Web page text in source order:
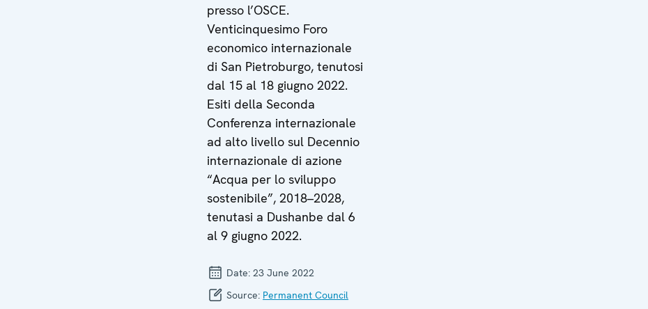
presso l’OSCE.
Venticinquesimo Foro
economico internazionale
di San Pietroburgo, tenutosi
dal 15 al 18 giugno 2022.
Esiti della Seconda
Conferenza internazionale
ad alto livello sul Decennio
internazionale di azione
“Acqua per lo sviluppo
sostenibile”, 2018–2028,
tenutasi a Dushanbe dal 6
al 9 giugno 2022.
Date: 23 June 2022
Source: Permanent Council